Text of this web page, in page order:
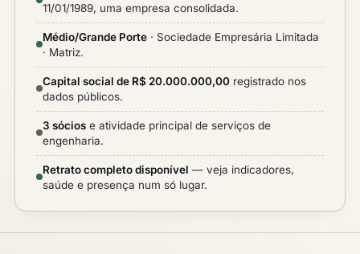
11/01/1989, uma empresa consolidada.
Médio/Grande Porte · Sociedade Empresária Limitada
· Matriz.
Capital social de R$ 20.000.000,00 registrado nos
dados públicos.
3 sócios e atividade principal de serviços de
engenharia.
Retrato completo disponível — veja indicadores,
saúde e presença num só lugar.